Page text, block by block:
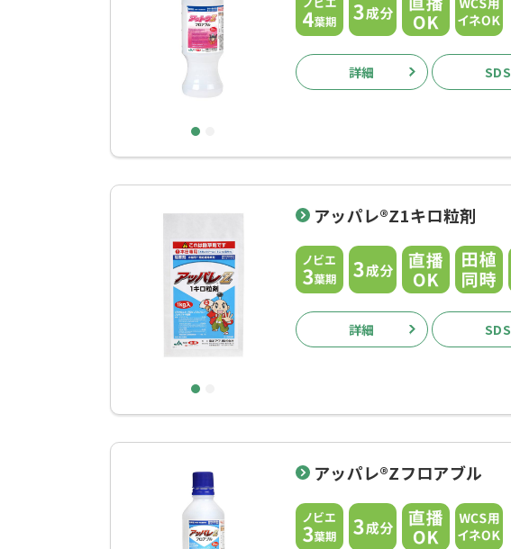
詳細 SDS
アッパレ®Z1キロ粒剤
詳細 SDS
アッパレ®Zフロアブル